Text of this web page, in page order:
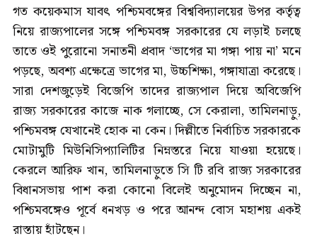
গত কয়েকমাস যাবৎ পশ্চিমবঙ্গের বিশ্ববিদ্যালয়ের উপর কর্তৃত্ব
নিয়ে রাজ্যপালের সঙ্গে পশ্চিমবঙ্গ সরকারের যে লড়াই চলছে
তাতে ওই পুরোনো সনাতনী প্রবাদ ‘ভাগের মা গঙ্গা পায় না’ মনে
পড়ছে, অবশ্য এক্ষেত্রে ভাগের মা, উচ্চশিক্ষা, গঙ্গাযাত্রা করেছে।
সারা দেশজুড়েই বিজেপি তাদের রাজ্যপাল দিয়ে অবিজেপি
রাজ্য সরকারের কাজে নাক গলাচ্ছে, সে কেরালা, তামিলনাড়ু,
পশ্চিমবঙ্গ যেখানেই হোক না কেন। দিল্লীতে নির্বাচিত সরকারকে
মোটামুটি মিউনিসিপ্যালিটির নিম্নস্তরে নিয়ে যাওয়া হয়েছে।
কেরলে আরিফ খান, তামিলনাড়ুতে সি টি রবি রাজ্য সরকারের
বিধানসভায় পাশ করা কোনো বিলেই অনুমোদন দিচ্ছেন না,
পশ্চিমবঙ্গেও পূর্বে ধনখড় ও পরে আনন্দ বোস মহাশয় একই
রাস্তায় হাঁটছেন।